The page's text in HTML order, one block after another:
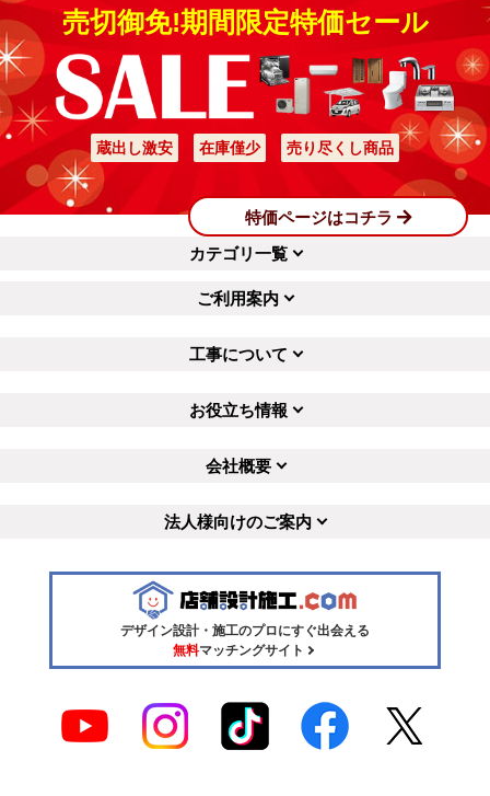
売切御免!期間限定特価セール
蔵出し激安 在庫僅少 売り尽くし商品
特価ページはコチラ
カテゴリ一覧
ご利用案内
工事について
お役立ち情報
会社概要
法人様向けのご案内
デザイン設計・施工のプロにすぐ出会える
無料マッチングサイト